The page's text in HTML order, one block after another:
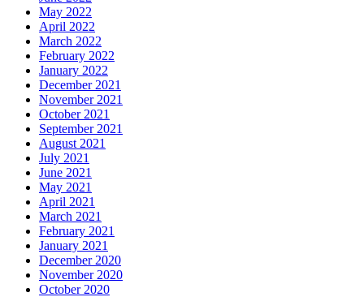
May 2022
April 2022
March 2022
February 2022
January 2022
December 2021
November 2021
October 2021
September 2021
August 2021
July 2021
June 2021
May 2021
April 2021
March 2021
February 2021
January 2021
December 2020
November 2020
October 2020